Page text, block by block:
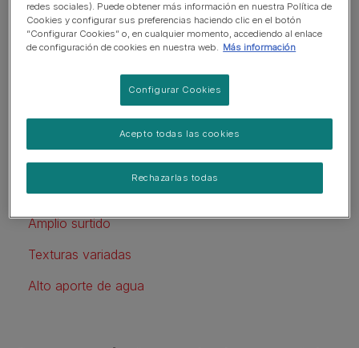
aportación de líquidos. Otro concepto importante a
remarcar es que la comida gourmet ofrece tanto
alimentos complementarios, que pueden darse como
suplemento a la dieta habitual, como completos, ya que
satisfacen todas sus necesidades nutricionales.
En este artículo
Características de la comida premium para gatos
Amplio surtido
Texturas variadas
Alto aporte de agua
redes sociales). Puede obtener más información en nuestra Política de
Cookies y configurar sus preferencias haciendo clic en el botón
“Configurar Cookies” o, en cualquier momento, accediendo al enlace
de configuración de cookies en nuestra web.
Más información
Configurar Cookies
Rechazarlas todas
Acepto todas las cookies